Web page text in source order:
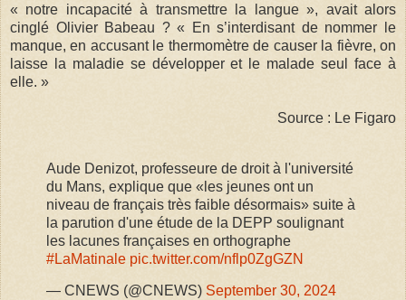
« notre incapacité à transmettre la langue », avait alors
cinglé Olivier Babeau ? « En s’interdisant de nommer le
manque, en accusant le thermomètre de causer la fièvre, on
laisse la maladie se développer et le malade seul face à
elle. »
Source : Le Figaro
Aude Denizot, professeure de droit à l'université
du Mans, explique que «les jeunes ont un
niveau de français très faible désormais» suite à
la parution d'une étude de la DEPP soulignant
les lacunes françaises en orthographe
#LaMatinale pic.twitter.com/nflp0ZgGZN
— CNEWS (@CNEWS) September 30, 2024